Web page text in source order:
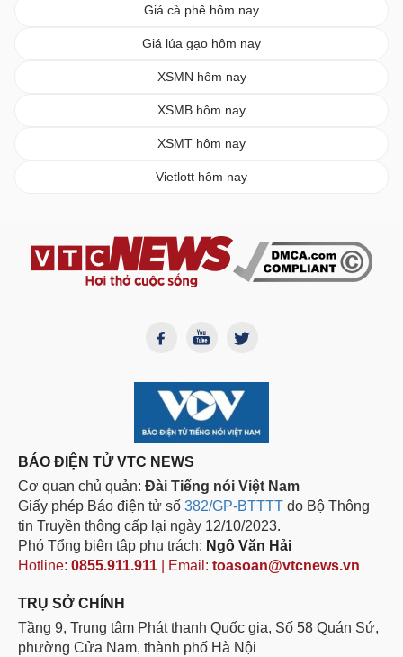
Giá cà phê hôm nay
Giá lúa gạo hôm nay
XSMN hôm nay
XSMB hôm nay
XSMT hôm nay
Vietlott hôm nay
BÁO ĐIỆN TỬ VTC NEWS
Cơ quan chủ quản: Đài Tiếng nói Việt Nam
Giấy phép Báo điện tử số 382/GP-BTTTT do Bộ Thông
tin Truyền thông cấp lại ngày 12/10/2023.
Phó Tổng biên tập phụ trách: Ngô Văn Hải
Hotline: 0855.911.911 | Email: toasoan@vtcnews.vn
TRỤ SỞ CHÍNH
Tầng 9, Trung tâm Phát thanh Quốc gia, Số 58 Quán Sứ,
phường Cửa Nam, thành phố Hà Nội